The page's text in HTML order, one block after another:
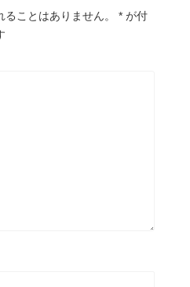
ことはありません。 * が付